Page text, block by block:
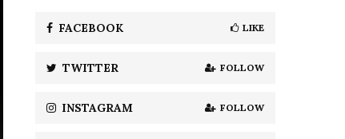
C
H
FACEBOOK LIKE
TWITTER FOLLOW
INSTAGRAM FOLLOW